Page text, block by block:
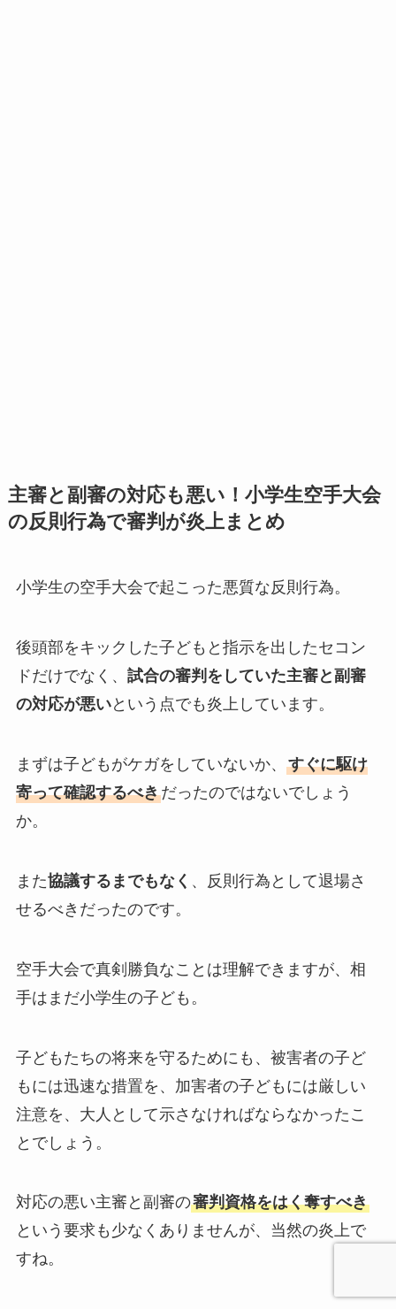
主審と副審の対応も悪い！小学生空手大会
の反則行為で審判が炎上まとめ
小学生の空手大会で起こった悪質な反則行為。
後頭部をキックした子どもと指示を出したセコン
ドだけでなく、 試合の審判をしていた主審と副審
の対応が悪いという点でも炎上しています。
まずは子どもがケガをしていないか、 すぐに駆け
寄って確認するべきだったのではないでしょう
か。
また協議するまでもなく 、反則行為として退場さ
せるべきだったのです。
空手大会で真剣勝負なことは理解できますが、相
手はまだ小学生の子ども。
子どもたちの将来を守るためにも、被害者の子ど
もには迅速な措置を、加害者の子どもには厳しい
注意を、大人として示さなければならなかったこ
とでしょう。
対応の悪い主審と副審の審判資格をはく奪すべき
という要求も少なくありませんが、当然の炎上で
すね。